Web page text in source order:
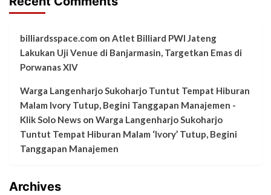
billiardsspace.com on Atlet Billiard PWI Jateng
Lakukan Uji Venue di Banjarmasin, Targetkan Emas di
Porwanas XIV
Warga Langenharjo Sukoharjo Tuntut Tempat Hiburan
Malam Ivory Tutup, Begini Tanggapan Manajemen -
Klik Solo News on Warga Langenharjo Sukoharjo
Tuntut Tempat Hiburan Malam ‘Ivory’ Tutup, Begini
Tanggapan Manajemen
Archives